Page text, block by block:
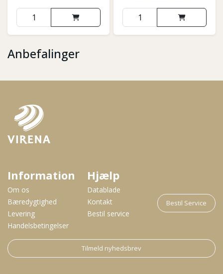
Anbefalinger
Information
Om os
Bæredygtighed
Levering
Handelsbetingelser
Hjælp
Datablade
Kontakt
Bestil service
Bestil Service
Tilmeld nyhedsbrev